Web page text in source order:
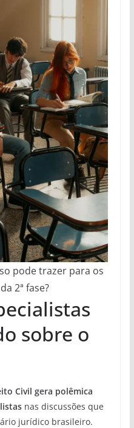
pode trazer para os
2ª fase?
sobre o
Civil gera polêmica
nas discussões que
jurídico brasileiro.